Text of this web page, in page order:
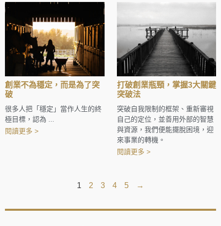
創業不為穩定，而是為了突
破
很多人把「穩定」當作人生的終
極目標，認為 ...
閱讀更多 >
打破創業瓶頸，掌握3大關鍵
突破法
突破自我限制的框架、重新審視
自己的定位，並善用外部的智慧
與資源，我們便能擺脫困境，迎
來事業的轉機。
閱讀更多 >
1 2 3 4 5 →